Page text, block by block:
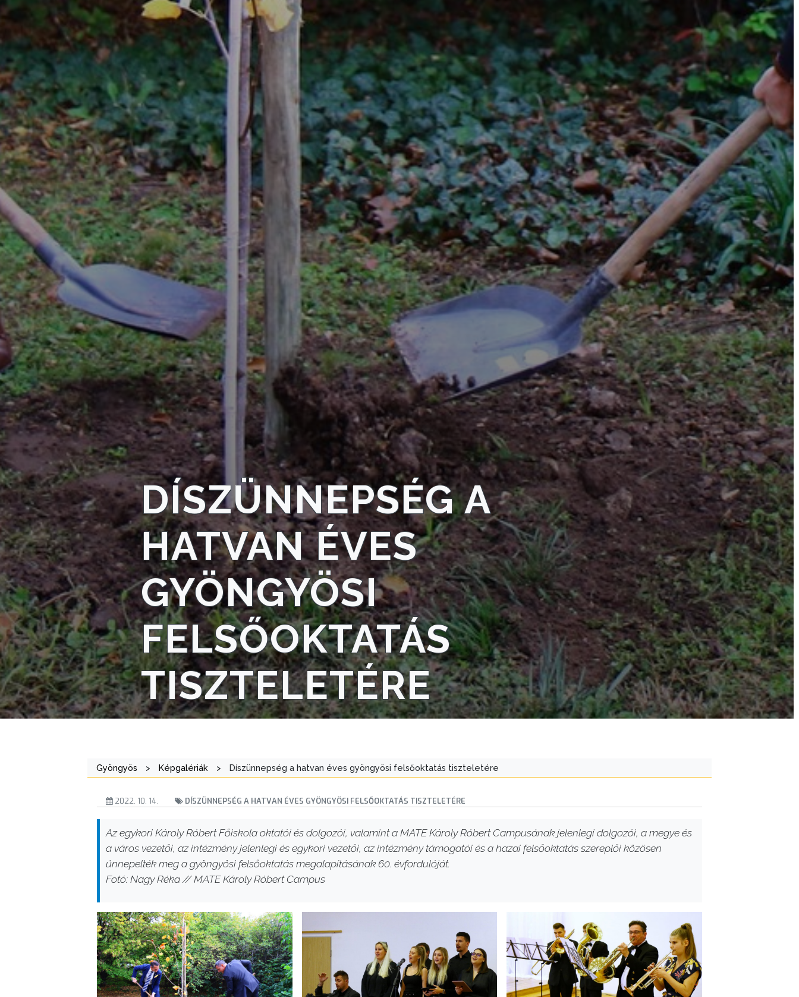
VÁROSHÁZA
AZ
ÖNKORMÁNYZAT
A
KÉPVISELŐ-
TESTÜLET
A
VÁROSRENDÉSZET
TÁJÉKOZTATÓK
ÁTLÁTHATÓSÁG
AZ
ÖNKORMÁNYZATI
CÉGEK
ÉS
INTÉZMÉNYEK
NYOMTATVÁNYOK
E-
ÜGYINTÉZÉS
TESTÜLETI
ANYAGOK
KISTÉRSÉG
GEOTERM-
GYÖNGYÖS
DÍSZÜNNEPSÉG A
HATVAN ÉVES
GYÖNGYÖSI
FELSŐOKTATÁS
TISZTELETÉRE
Gyöngyös > Képgalériák > Díszünnepség a hatvan éves gyöngyösi felsőoktatás tiszteletére
2022. 10. 14. DÍSZÜNNEPSÉG A HATVAN ÉVES GYÖNGYÖSI FELSŐOKTATÁS TISZTELETÉRE
Az egykori Károly Róbert Főiskola oktatói és dolgozói, valamint a MATE Károly Róbert Campusának jelenlegi dolgozói, a megye és
a város vezetői, az intézmény jelenlegi és egykori vezetői, az intézmény támogatói és a hazai felsőoktatás szereplői közösen
ünnepelték meg a gyöngyösi felsőoktatás megalapításának 60. évfordulóját.
Fotó: Nagy Réka // MATE Károly Róbert Campus